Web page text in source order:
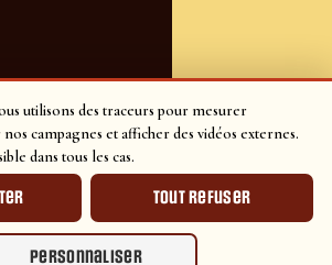
utilisons des traceurs pour mesurer
campagnes et afficher des vidéos externes.
dans tous les cas.
Tout refuser
Personnaliser